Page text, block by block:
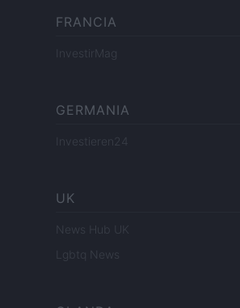
FRANCIA
InvestirMag
GERMANIA
Investieren24
UK
News Hub UK
Lgbtq News